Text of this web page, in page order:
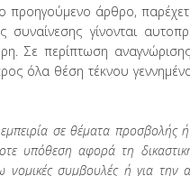
προηγούμενο άρθρο,
συναίνεσης γίνονται
Σε περίπτωση
όλα θέση τέκνου
σε θέματα προσβολής
υπόθεση αφορά τη
νομικές συμβουλές ή για